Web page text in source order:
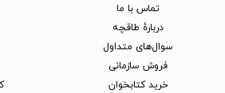
تماس با ما
دربارهٔ طاقچه
سوال‌های متداول
فروش سازمانی
خرید کتابخوان